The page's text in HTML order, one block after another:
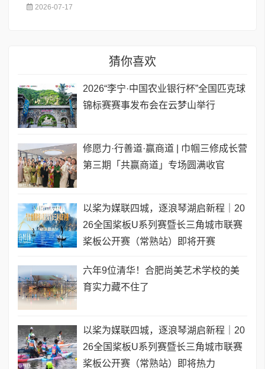
2026-07-17
猜你喜欢
2026“李宁·中国农业银行杯”全国匹克球
锦标赛赛事发布会在云梦山举行
修愿力·行善道·赢商道 | 巾帼三修成长营
第三期「共赢商道」专场圆满收官
以桨为媒联四城，逐浪琴湖启新程｜20
26全国桨板U系列赛暨长三角城市联赛
桨板公开赛（常熟站）即将开赛
六年9位清华！合肥尚美艺术学校的美
育实力藏不住了
以桨为媒联四城，逐浪琴湖启新程｜20
26全国桨板U系列赛暨长三角城市联赛
桨板公开赛（常熟站）即将热力